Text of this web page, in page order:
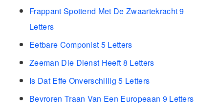
Frappant Spottend Met De Zwaartekracht 9
Letters
Eetbare Componist 5 Letters
Zeeman Die Dienst Heeft 8 Letters
Is Dat Effe Onverschillig 5 Letters
Bevroren Traan Van Een Europeaan 9 Letters